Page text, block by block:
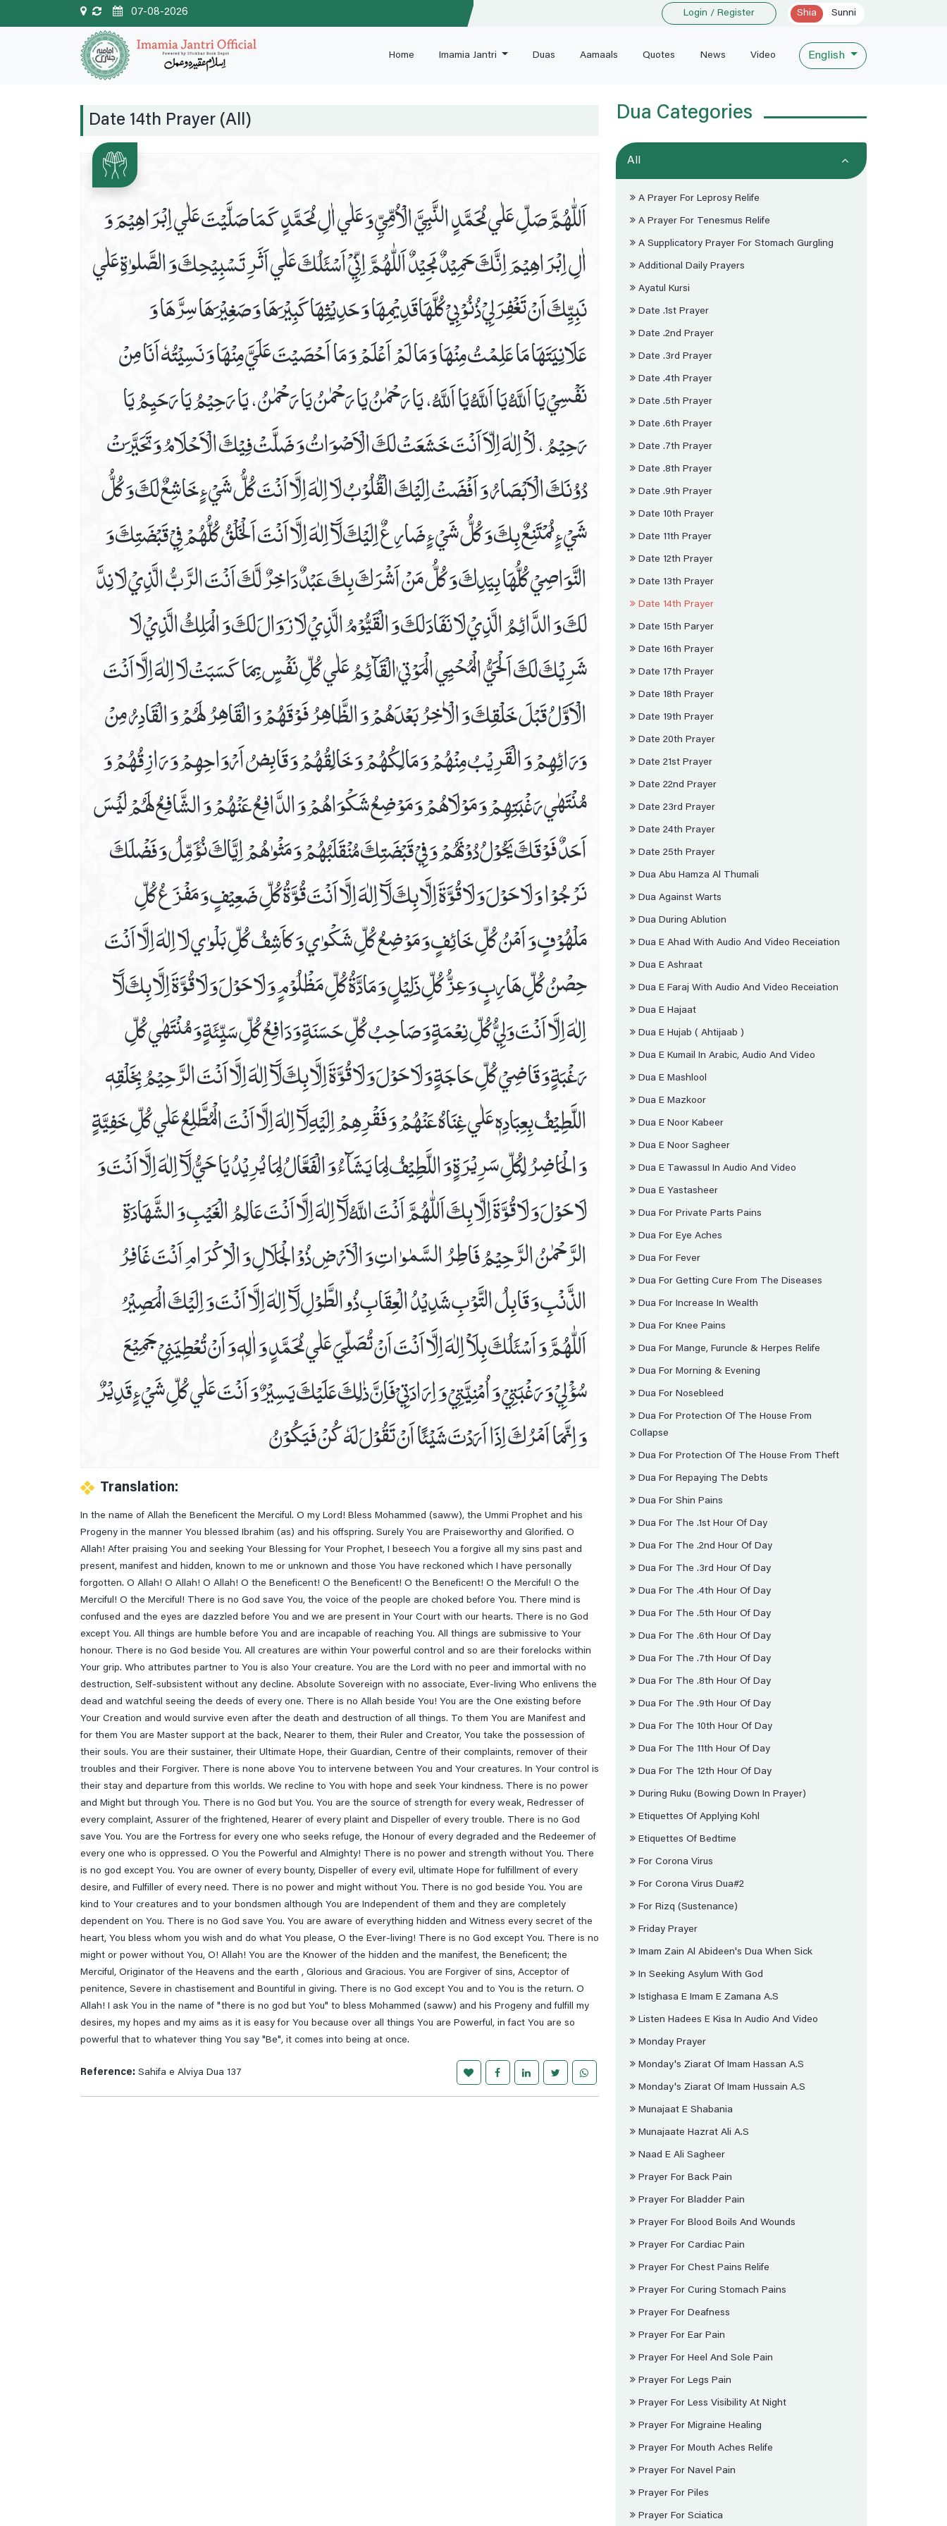
07-08-2026 Login / Register Shia Sunni
Home Imamia Jantri Duas Aamaals Quotes News Video English
Date 14th Prayer (All)
اَللّٰهُمَّ صَلِّ عَلٰي مُحَمَّدٍ النَّبِيَّ الْاُمِّيِّ وَ عَلٰي اٰلِ مُحَمَّدٍ كَمَا صَلَّيْتَ عَلٰي اِبْرَاهِيْمَ وَ
اٰلِ اِبْرَاهِيْمَ اِنَّكَ حَمِيْدٌ مَجِيْدٌ اَللّٰهُمَّ اِنِّيْ اَسْئَلُكَ عَلٰي اَثَرِ تَسْبِيْحِكَ وَ الصَّلوٰةِ عَلٰي
نَبِيِّكَ اَنْ تَغْفِرَلِيْ ذُنُوْبِيْ كُلَّهَاقَدِيْمِهَا وَ حَدِيْثِهَاكَبِيْرَهَا وَ صَغِيْرَهَا سِرَّهَا وَ
عَلَانِيَتَهَا مَا عَلِمْتُ مِنْهَا وَ مَا لَمْ اَعْلَمْ وَ مَا اَحْصَيْتَ عَلَيَّ مِنْهَا وَ نَسِيْتُهٗ اَنَا مِنْ
نَفْسِيْ يَا اَللَّهُ يَا اَللَّهُ يَا اَللَّهُ، يَا رَحْمٰنُ يَا رَحْمٰنُ يَا رَحْمٰنُ، يَا رَحِيْمُ يَا رَحَيِمُ يَا
رَحِيْمُ، لَاْ اِلٰهَ اِلّاَ اَنْتَ خَشَعَتْ لَكَ الْاَصْوَاتُ وَ ضَلَّتْ فِيْكَ الْاَحْلَامُ وَ تَحَيَّرَتْ
دُوُنَكَ الْاَبْصَارُ وَ اَفْضَتْ اِلَيْكَ الْقُلُوْبُ لَا اِلٰهَ اِلَّا اَنْتَ كُلُّ شَيْ ءٍ خَاشِعٌ لَكَ وَ كُلُّ
شَيْ ءٍ مُمْتَنِعٌ بِكَ وَ كُلُّ شَيْ ءٍ ضَارِعٌ اِلَيْكَ لَآ اِلٰهَ اِلَّا اَنْتَ اَلْخَلْقُ كُلُّهُمْ فِيْ قَبْضَتِكَ وَ
النَّوَاصِيْ كُلُّهَا بِيَدِكَ وَ كُلُّ مَنْ اَشْرَكَ بِكَ عَبْدٌ دَاخِرٌ لَّكَ اَنْتَ الرَّبُّ الَّذِيْ لَا نِدَّ
لَكَ وَ الدَّائِمُ الَّذِيْ لَا نَفَادَ لَكَ وَ الْقَيُّوْمُ الَّذِيْ لَا زَوَالَ لَكَ وَ الْمَلِكُ الَّذِيْ لَا
شَرِيْكَ لَكَ اَلْحَيُّ الْمُحْيِي الْمَوْتيٰ الْقَآئِمُ عَلٰي كُلِّ نَفْسٍ بِمَا كَسَبَتْ لَا اِلٰهَ اِلَّا اَنْتَ
الْاَوَّلُ قَبْلَ خَلْقِكَ وَ الْاٰخِرُ بَعْدَهُمْ وَ الظَّاهِرُ فَوْقَهُمْ وَ الْقَاهِرُ لَهُمْ وَ الْقَادِرُ مِنْ
وَرَائِهِمْ وَ الْقَرِيْبُ مِنْهُمْ وَ مَالِكُهُمْ وَ خَالِقُهُمْ وَ قَابِضُ اَرْوَاحِهِمْ وَ رَازِقُهُمْ وَ
مُنْتَهٰي رَغْبَتِهِمْ وَ مَوْلَاهُمْ وَ مَوْضِعُ شَكْوَاهُمْ وَ الدَّافِعُ عَنْهُمْ وَ الشَّافِعُ لَهُمْ لَيْسَ
اَحَدٌ فَوْقَكَ يَحُوْلُ دُوْنَهُمْ وَ فِيْ قَبْضَتِكَ مُنْقَلَبُهُمْ وَ مَثْوٰهُمْ اِيَّاكَ نُؤَمِّلُ وَ فَضْلَكَ
نَرْجُوْا وَ لَا حَوْلَ وَ لَا قُوَّةَ اِلَّا بِكَ لَآ اِلٰهَ اِلَّا اَنْتَ قُوَّةُ كُلِّ ضَعِيْفٍ وَ مَفْزَعُ كُلِّ
مَلْهُوْفٍ وَ اَمْنُ كُلِّ خَائِفٍ وَ مَوْضِعُ كُلِّ شَكْوٰي وَ كاَشِفُ كُلِّ بَلْوٰي لَا اِلٰهَ اِلَّا اَنْتَ
حِصْنُ كُلِّ هَارِبٍ وَ عِزُّ كُلِّ ذَلِيْلٍ وَ مَادَّةُ كُلِّ مَظْلُوْمٍ وَ لَا حَوْلَ وَ لَا قُوَّةَ اِلَّا بِكَ لَآ
اِلٰهَ اِلَّا اَنْتَ وَلِيُّ كُلِّ نِعْمَةٍ وَ صَاحِبُ كُلِّ حَسَنَةٍ وَ دَافِعُ كُلِّ سَيِّئَةٍ وَ مُنْتَهٰي كُلِّ
رَغْبَةٍ وَ قَاضِيْ كُلِّ حَاجَةٍ وَ لَا حَوْلَ وَ لَا قُوَّةَ اِلَّا بِكَ لَآ اِلٰهَ اِلَّا اَنْتَ الرَّحِيْمُ بِخَلْقِهٖ
اللَّطِيْفُ بِعِبَادِهٖ عَلٰي غِنَاهُ عَنْهُمْ وَ فَقْرِهِمْ اِلَيْهِ لَآ اِلٰهَ اِلَّا اَنْتَ الْمُطَّلِعُ عَلٰي كُلِّ خَفِيَّةٍ
وَ الْحَاضِرُ لِكُلِّ سَرِيْرَةٍ وَ اللَّطِيْفُ لِمَا يَشَآءُ وَ الْفَعَّالُ لِمَا يُرِيْدُ يَا حَيُّ لَآ اِلٰهَ اِلَّا اَنْتَ وَ
لَا حَوْلَ وَ لَا قُوَّةَ اِلَّا بِكَ اَللّٰهُمَّ اَنْتَ اللَّهُ لَآ اِلٰهَ اِلَّا اَنْتَ عَالِمُ الْغَيْبِ وَ الشَّهَادَةِ
الرَّحْمٰنُ الرَّحِيْمُ فَاطِرُ السَّمٰوٰاتِ وَ الْاَرْضِ ذُوْالْجَلَالِ وَ الْاِكْرَامِ اَنْتَ غَافِرُ
الذَّنْبِ وَ قَابِلُ التَّوْبِ شَدِيْدُ الْعِقَابِ ذُوالطَّوْلِ لَآ اِلٰهَ اِلَّا اَنْتَ وَ اِلَيْكَ الْمَصِيْرُ
اَللّٰهُمَّ وَ اَسْئَلُكَ بِلَاْ اِلٰهَ اِلَّا اَنْتَ اَنْ تُصَلِّيَ عَلٰي مُحَمَّدٍ وَ اٰلِهٖ وَ اَنْ تُعْطِيَنِيْ جَمِيْعَ
سُؤْلِيْ وَ رَغْبَتِيْ وَ اُمْنِيَّتِيْ وَ اِرَادَتِيْ فَاِنَّ ذٰلِكَ عَلَيْكَ يَسِيْرٌ وَ اَنْتَ عَلٰي كُلِّ شَيْ ءٍ قَدِيْرٌ
وَ اِنَّمَا اَمْرُكَ اِذَا اَرَدْتَ شَيْئًا اَنْ تَقُوْلَ لَهٗ كُنْ فَيَكُوْنُ
Translation:
In the name of Allah the Beneficent the Merciful. O my Lord! Bless Mohammed (saww), the Ummi Prophet and his
Progeny in the manner You blessed Ibrahim (as) and his offspring. Surely You are Praiseworthy and Glorified. O
Allah! After praising You and seeking Your Blessing for Your Prophet, I beseech You a forgive all my sins past and
present, manifest and hidden, known to me or unknown and those You have reckoned which I have personally
forgotten. O Allah! O Allah! O Allah! O the Beneficent! O the Beneficent! O the Beneficent! O the Merciful! O the
Merciful! O the Merciful! There is no God save You, the voice of the people are choked before You. There mind is
confused and the eyes are dazzled before You and we are present in Your Court with our hearts. There is no God
except You. All things are humble before You and are incapable of reaching You. All things are submissive to Your
honour. There is no God beside You. All creatures are within Your powerful control and so are their forelocks within
Your grip. Who attributes partner to You is also Your creature. You are the Lord with no peer and immortal with no
destruction, Self-subsistent without any decline. Absolute Sovereign with no associate, Ever-living Who enlivens the
dead and watchful seeing the deeds of every one. There is no Allah beside You! You are the One existing before
Your Creation and would survive even after the death and destruction of all things. To them You are Manifest and
for them You are Master support at the back, Nearer to them, their Ruler and Creator, You take the possession of
their souls. You are their sustainer, their Ultimate Hope, their Guardian, Centre of their complaints, remover of their
troubles and their Forgiver. There is none above You to intervene between You and Your creatures. In Your control is
their stay and departure from this worlds. We recline to You with hope and seek Your kindness. There is no power
and Might but through You. There is no God but You. You are the source of strength for every weak, Redresser of
every complaint, Assurer of the frightened, Hearer of every plaint and Dispeller of every trouble. There is no God
save You. You are the Fortress for every one who seeks refuge, the Honour of every degraded and the Redeemer of
every one who is oppressed. O You the Powerful and Almighty! There is no power and strength without You. There
is no god except You. You are owner of every bounty, Dispeller of every evil, ultimate Hope for fulfillment of every
desire, and Fulfiller of every need. There is no power and might without You. There is no god beside You. You are
kind to Your creatures and to your bondsmen although You are Independent of them and they are completely
dependent on You. There is no God save You. You are aware of everything hidden and Witness every secret of the
heart, You bless whom you wish and do what You please, O the Ever-living! There is no God except You. There is no
might or power without You, O! Allah! You are the Knower of the hidden and the manifest, the Beneficent; the
Merciful, Originator of the Heavens and the earth , Glorious and Gracious. You are Forgiver of sins, Acceptor of
penitence, Severe in chastisement and Bountiful in giving. There is no God except You and to You is the return. O
Allah! I ask You in the name of "there is no god but You" to bless Mohammed (saww) and his Progeny and fulfill my
desires, my hopes and my aims as it is easy for You because over all things You are Powerful, in fact You are so
powerful that to whatever thing You say "Be", it comes into being at once.
Reference: Sahifa e Alviya Dua 137
Dua Categories
All
A Prayer For Leprosy Relife
A Prayer For Tenesmus Relife
A Supplicatory Prayer For Stomach Gurgling
Additional Daily Prayers
Ayatul Kursi
Date .1st Prayer
Date .2nd Prayer
Date .3rd Prayer
Date .4th Prayer
Date .5th Prayer
Date .6th Prayer
Date .7th Prayer
Date .8th Prayer
Date .9th Prayer
Date 10th Prayer
Date 11th Prayer
Date 12th Prayer
Date 13th Prayer
Date 14th Prayer
Date 15th Paryer
Date 16th Prayer
Date 17th Prayer
Date 18th Prayer
Date 19th Prayer
Date 20th Prayer
Date 21st Prayer
Date 22nd Prayer
Date 23rd Prayer
Date 24th Prayer
Date 25th Prayer
Dua Abu Hamza Al Thumali
Dua Against Warts
Dua During Ablution
Dua E Ahad With Audio And Video Receiation
Dua E Ashraat
Dua E Faraj With Audio And Video Receiation
Dua E Hajaat
Dua E Hujab ( Ahtijaab )
Dua E Kumail In Arabic, Audio And Video
Dua E Mashlool
Dua E Mazkoor
Dua E Noor Kabeer
Dua E Noor Sagheer
Dua E Tawassul In Audio And Video
Dua E Yastasheer
Dua For Private Parts Pains
Dua For Eye Aches
Dua For Fever
Dua For Getting Cure From The Diseases
Dua For Increase In Wealth
Dua For Knee Pains
Dua For Mange, Furuncle & Herpes Relife
Dua For Morning & Evening
Dua For Nosebleed
Dua For Protection Of The House From
Collapse
Dua For Protection Of The House From Theft
Dua For Repaying The Debts
Dua For Shin Pains
Dua For The .1st Hour Of Day
Dua For The .2nd Hour Of Day
Dua For The .3rd Hour Of Day
Dua For The .4th Hour Of Day
Dua For The .5th Hour Of Day
Dua For The .6th Hour Of Day
Dua For The .7th Hour Of Day
Dua For The .8th Hour Of Day
Dua For The .9th Hour Of Day
Dua For The 10th Hour Of Day
Dua For The 11th Hour Of Day
Dua For The 12th Hour Of Day
During Ruku (bowing Down In Prayer)
Etiquettes Of Applying Kohl
Etiquettes Of Bedtime
For Corona Virus
For Corona Virus Dua#2
For Rizq (sustenance)
Friday Prayer
Imam Zain Al Abideen's Dua When Sick
In Seeking Asylum With God
Istighasa E Imam E Zamana A.s
Listen Hadees E Kisa In Audio And Video
Monday Prayer
Monday's Ziarat Of Imam Hassan A.s
Monday's Ziarat Of Imam Hussain A.s
Munajaat E Shabania
Munajaate Hazrat Ali A.s
Naad E Ali Sagheer
Prayer For Back Pain
Prayer For Bladder Pain
Prayer For Blood Boils And Wounds
Prayer For Cardiac Pain
Prayer For Chest Pains Relife
Prayer For Curing Stomach Pains
Prayer For Deafness
Prayer For Ear Pain
Prayer For Heel And Sole Pain
Prayer For Legs Pain
Prayer For Less Visibility At Night
Prayer For Migraine Healing
Prayer For Mouth Aches Relife
Prayer For Navel Pain
Prayer For Piles
Prayer For Sciatica